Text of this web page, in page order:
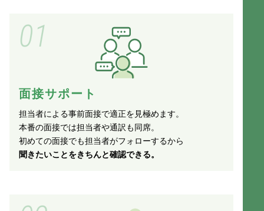
01
面接サポート
担当者による事前面接で適正を見極めます。
本番の面接では担当者や通訳も同席。
初めての面接でも担当者がフォローするから
聞きたいことをきちんと確認できる。